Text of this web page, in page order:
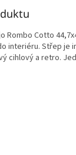
Rombo Cotto
interiéru. Střep je
cihlový a retro.